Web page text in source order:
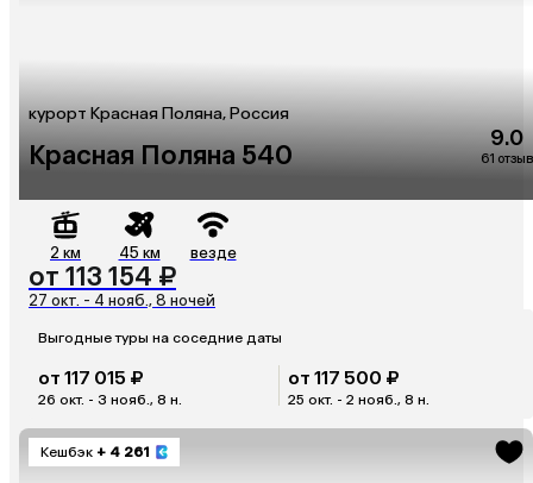
курорт Красная Поляна, Россия
Красная Поляна 540
9.0
61 отзыв
2 км 45 км везде
от 113 154 ₽
27 окт. - 4 нояб., 8 ночей
Выгодные туры на соседние даты
от 117 015 ₽
26 окт. - 3 нояб., 8 н.
от 117 500 ₽
25 окт. - 2 нояб., 8 н.
Кешбэк + 4 261